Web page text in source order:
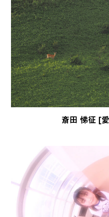
斎田 悌征 [